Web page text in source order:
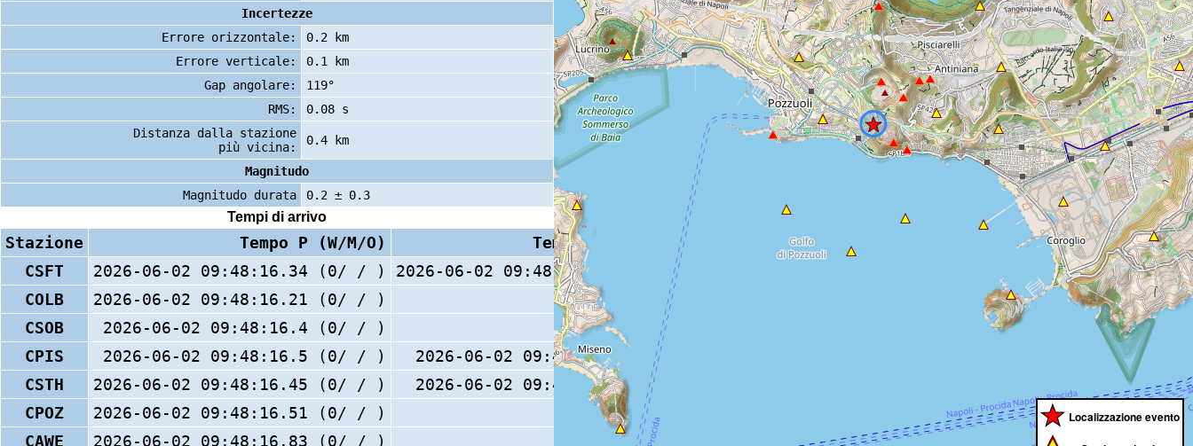
Incertezze
Errore orizzontale:
0.2 km
Errore verticale:
0.1 km
Gap angolare:
119°
RMS:
0.08 s
Distanza dalla stazione
più vicina:
0.4 km
Magnitudo
Magnitudo durata
0.2 ± 0.3
Tempi di arrivo
Stazione Tempo P (W/M/O) Tempo S (W/M/O)
CSFT
2026-06-02 09:48:16.34 (0/ / )
2026-06-02 09:48:16.8 (0/ / )
COLB
2026-06-02 09:48:16.21 (0/ / )
CSOB
2026-06-02 09:48:16.4 (0/ / )
CPIS
2026-06-02 09:48:16.5 (0/ / )
2026-06-02 09:48:17 (0/ / )
CSTH
2026-06-02 09:48:16.45 (0/ / ) 2026-06-02 09:48:17 (0/ / )
CPOZ
2026-06-02 09:48:16.51 (0/ / )
CAWE
2026-06-02 09:48:16.83 (0/ / )
Localizzazione evento